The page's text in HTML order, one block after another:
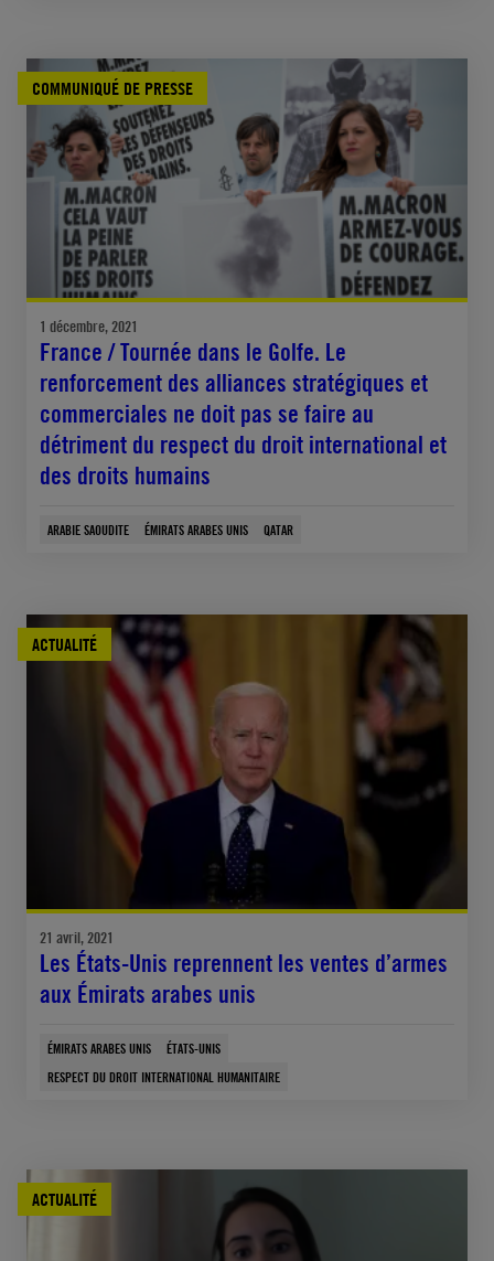
COMMUNIQUÉ DE PRESSE
1 décembre, 2021
France / Tournée dans le Golfe. Le
renforcement des alliances stratégiques et
commerciales ne doit pas se faire au
détriment du respect du droit international et
des droits humains
ARABIE SAOUDITE ÉMIRATS ARABES UNIS QATAR
ACTUALITÉ
21 avril, 2021
Les États-Unis reprennent les ventes d’armes
aux Émirats arabes unis
ÉMIRATS ARABES UNIS
ÉTATS-UNIS
RESPECT DU DROIT INTERNATIONAL HUMANITAIRE
ACTUALITÉ